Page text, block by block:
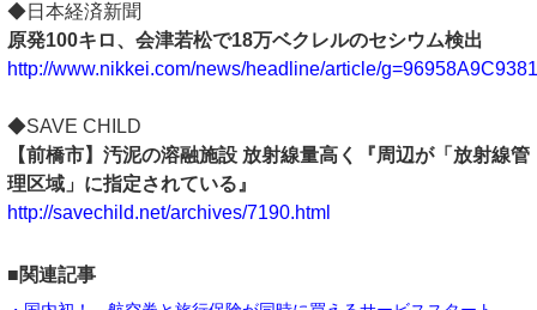
◆日本経済新聞
原発100キロ、会津若松で18万ベクレルのセシウム検出
http://www.nikkei.com/news/headline/article/
◆SAVE CHILD
【前橋市】汚泥の溶融施設 放射線量高く『周辺が「放射線管
理区域」に指定されている』
http://savechild.net/archives/7190.html
■関連記事